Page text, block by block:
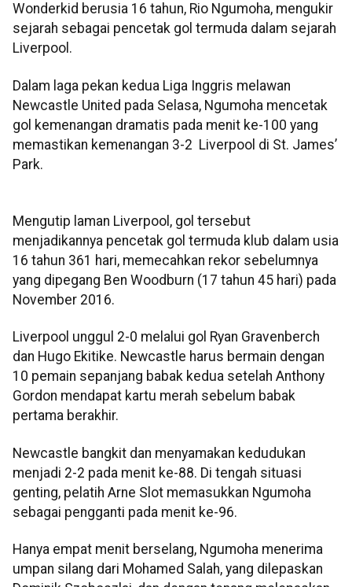
Wonderkid berusia 16 tahun, Rio Ngumoha, mengukir
sejarah sebagai pencetak gol termuda dalam sejarah
Liverpool.
Dalam laga pekan kedua Liga Inggris melawan
Newcastle United pada Selasa, Ngumoha mencetak
gol kemenangan dramatis pada menit ke-100 yang
memastikan kemenangan 3-2 Liverpool di St. James’
Park.
Mengutip laman Liverpool, gol tersebut
menjadikannya pencetak gol termuda klub dalam usia
16 tahun 361 hari, memecahkan rekor sebelumnya
yang dipegang Ben Woodburn (17 tahun 45 hari) pada
November 2016.
Liverpool unggul 2-0 melalui gol Ryan Gravenberch
dan Hugo Ekitike. Newcastle harus bermain dengan
10 pemain sepanjang babak kedua setelah Anthony
Gordon mendapat kartu merah sebelum babak
pertama berakhir.
Newcastle bangkit dan menyamakan kedudukan
menjadi 2-2 pada menit ke-88. Di tengah situasi
genting, pelatih Arne Slot memasukkan Ngumoha
sebagai pengganti pada menit ke-96.
Hanya empat menit berselang, Ngumoha menerima
umpan silang dari Mohamed Salah, yang dilepaskan